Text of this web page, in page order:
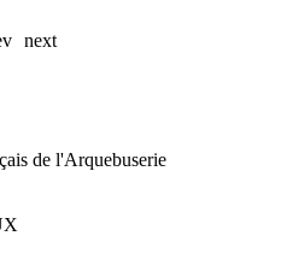
next
de l'Arquebuserie